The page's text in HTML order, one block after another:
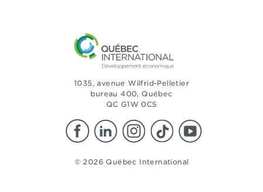
1035, avenue Wilfrid-Pelletier
bureau 400, Québec
QC G1W 0C5
© 2026 Québec International